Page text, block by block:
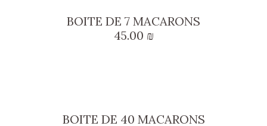
BOITE DE 7 MACARONS
45.00 ₪
BOITE DE 40 MACARONS